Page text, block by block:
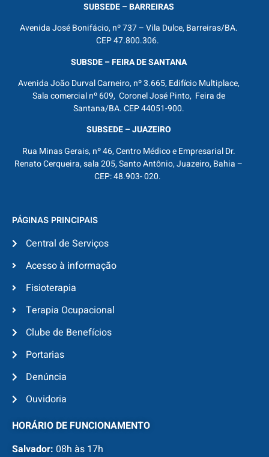
SUBSEDE – BARREIRAS
Avenida José Bonifácio, nº 737 – Vila Dulce, Barreiras/BA.
CEP 47.800.306.
SUBSDE – FEIRA DE SANTANA
Avenida João Durval Carneiro, nº 3.665, Edifício Multiplace,
Sala comercial nº 609, Coronel José Pinto, Feira de
Santana/BA. CEP 44051-900.
SUBSEDE – JUAZEIRO
Rua Minas Gerais, nº 46, Centro Médico e Empresarial Dr.
Renato Cerqueira, sala 205, Santo Antônio, Juazeiro, Bahia –
CEP: 48.903- 020.
PÁGINAS PRINCIPAIS
Central de Serviços
Acesso à informação
Fisioterapia
Terapia Ocupacional
Clube de Benefícios
Portarias
Denúncia
Ouvidoria
HORÁRIO DE FUNCIONAMENTO
Salvador: 08h às 17h